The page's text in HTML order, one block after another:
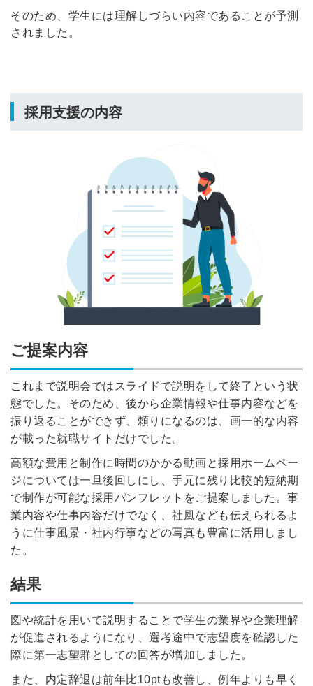
そのため、学生には理解しづらい内容であることが予測
されました。
採用支援の内容
ご提案内容
これまで説明会ではスライドで説明をして終了という状
態でした。そのため、後から企業情報や仕事内容などを
振り返ることができず、頼りになるのは、画一的な内容
が載った就職サイトだけでした。
高額な費用と制作に時間のかかる動画と採用ホームペー
ジについては一旦後回しにし、手元に残り比較的短納期
で制作が可能な採用パンフレットをご提案しました。事
業内容や仕事内容だけでなく、社風なども伝えられるよ
うに仕事風景・社内行事などの写真も豊富に活用しまし
た。
結果
図や統計を用いて説明することで学生の業界や企業理解
が促進されるようになり、選考途中で志望度を確認した
際に第一志望群としての回答が増加しました。
また、内定辞退は前年比10ptも改善し、例年よりも早く